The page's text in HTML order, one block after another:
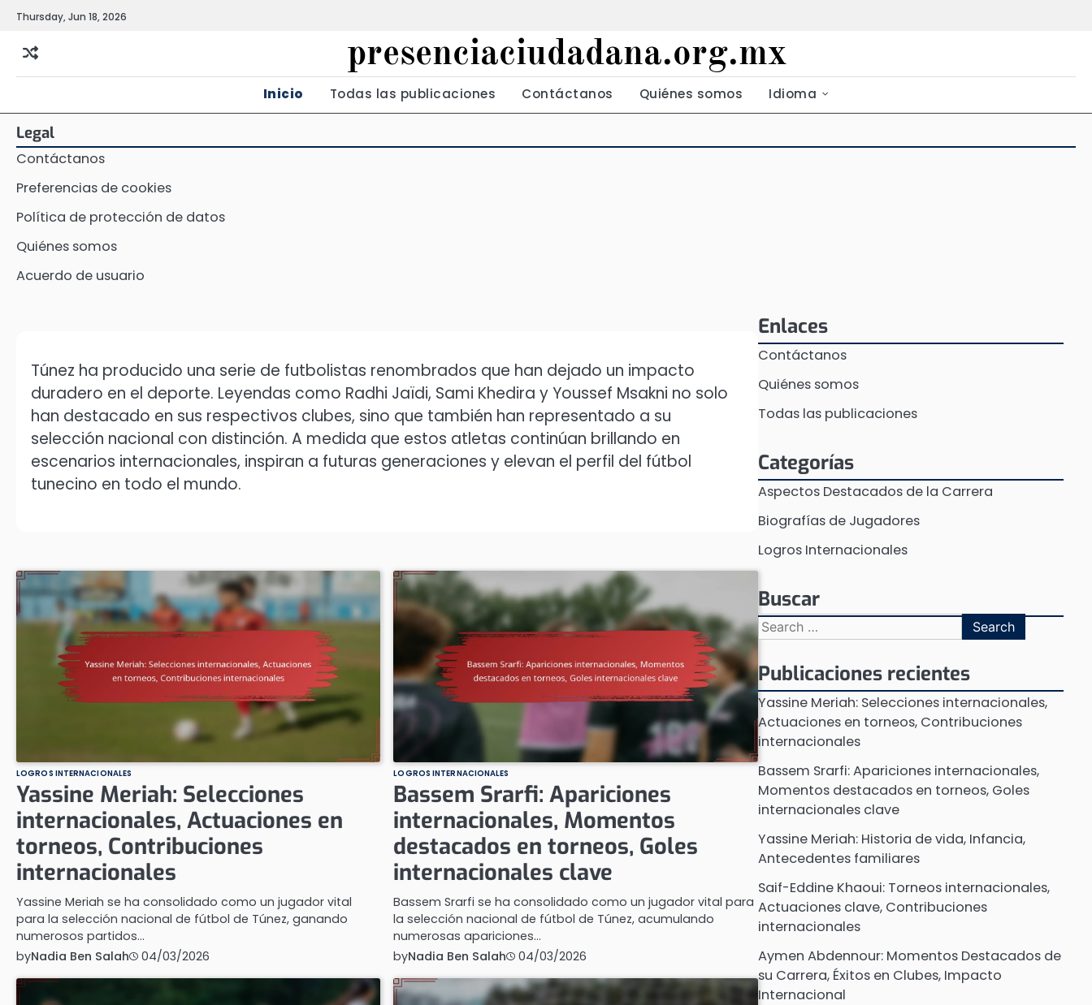
Skip
content
Thursday, Jun 18, 2026
presenciaciudadana.org.mx
Inicio Todas las publicaciones Contáctanos Quiénes somos Idioma
Legal
Contáctanos
Preferencias de cookies
Política de protección de datos
Quiénes somos
Acuerdo de usuario
Túnez ha producido una serie de futbolistas renombrados que han dejado un impacto
duradero en el deporte. Leyendas como Radhi Jaïdi, Sami Khedira y Youssef Msakni no solo
han destacado en sus respectivos clubes, sino que también han representado a su
selección nacional con distinción. A medida que estos atletas continúan brillando en
escenarios internacionales, inspiran a futuras generaciones y elevan el perfil del fútbol
tunecino en todo el mundo.
LOGROS INTERNACIONALES
Yassine Meriah: Selecciones
internacionales, Actuaciones en
torneos, Contribuciones
internacionales
Yassine Meriah se ha consolidado como un jugador vital
para la selección nacional de fútbol de Túnez, ganando
numerosos partidos…
byNadia Ben Salah 04/03/2026
LOGROS INTERNACIONALES
Bassem Srarfi: Apariciones
internacionales, Momentos
destacados en torneos, Goles
internacionales clave
Bassem Srarfi se ha consolidado como un jugador vital para
la selección nacional de fútbol de Túnez, acumulando
numerosas apariciones…
byNadia Ben Salah 04/03/2026
Enlaces
Contáctanos
Quiénes somos
Todas las publicaciones
Categorías
Aspectos Destacados de la Carrera
Biografías de Jugadores
Logros Internacionales
Buscar
Search
for:
Publicaciones recientes
Yassine Meriah: Selecciones internacionales,
Actuaciones en torneos, Contribuciones
internacionales
Bassem Srarfi: Apariciones internacionales,
Momentos destacados en torneos, Goles
internacionales clave
Yassine Meriah: Historia de vida, Infancia,
Antecedentes familiares
Saif-Eddine Khaoui: Torneos internacionales,
Actuaciones clave, Contribuciones
internacionales
Aymen Abdennour: Momentos Destacados de
su Carrera, Éxitos en Clubes, Impacto
Internacional